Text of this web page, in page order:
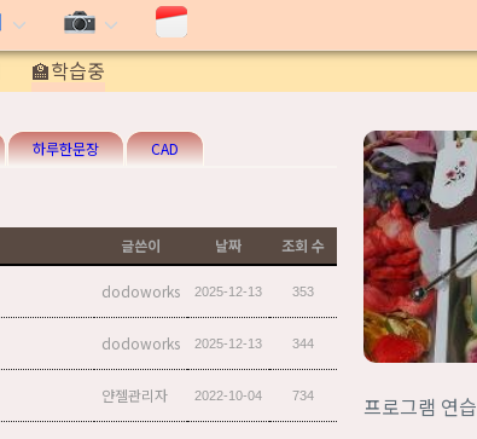
🏫학습중
하루한문장 CAD
글쓴이 날짜 조회 수
dodoworks 2025-12-13 353
dodoworks 2025-12-13 344
얀젤관리자 2022-10-04 734 프로그램 연습